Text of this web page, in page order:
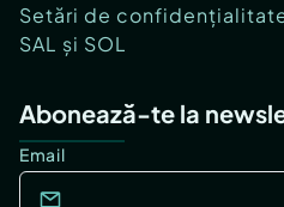
Setări de
SAL și SOL
Abonează-te la
Email